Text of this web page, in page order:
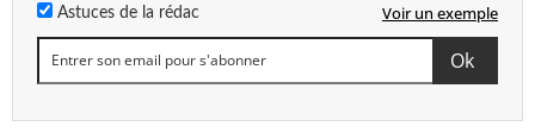
Astuces de la rédac Voir un exemple